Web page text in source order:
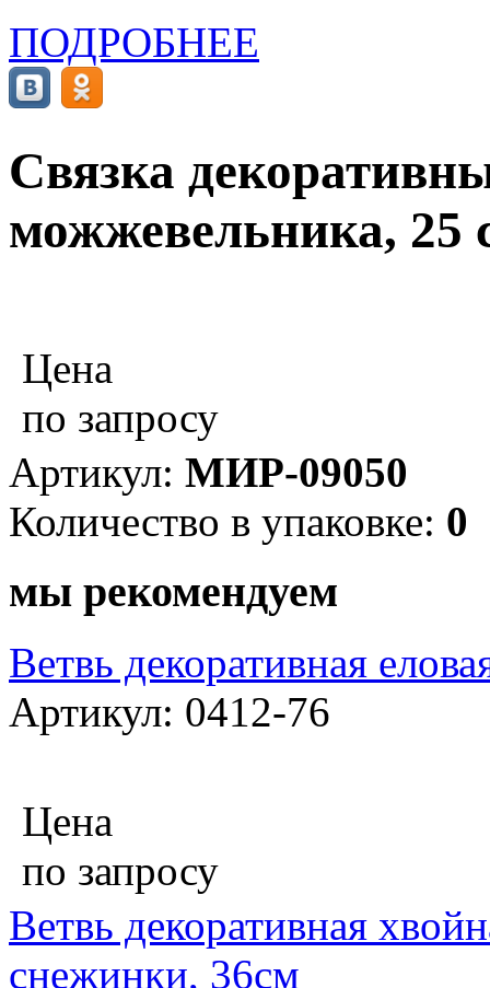
ПОДРОБНЕЕ
Связка
можжевельника, 25
Цена
по запросу
Артикул: МИР-09050
Количество в упаковке: 0
мы рекомендуем
Ветвь декоративная
Артикул: 0412-76
Цена
по запросу
Ветвь декоративная
снежинки, 36см